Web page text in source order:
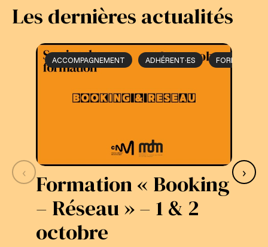
Les dernières actualités
‹
ACCOMPAGNEMENT ADHÉRENT·ES FORMATION
Formation « Booking
– Réseau » – 1 & 2
octobre
›